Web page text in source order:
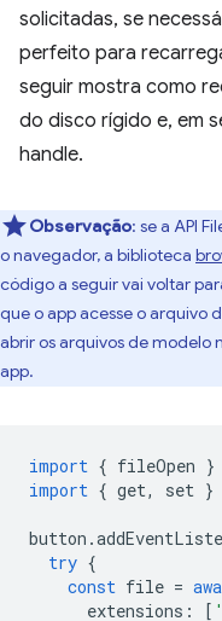
solicitadas, se
perfeito para
seguir mostra como
do disco rígido e, em
handle.
Observação: se a API
o navegador, a biblioteca
código a seguir vai voltar
que o app acesse o arquivo
abrir os arquivos de
app.
import { fileOpen }
import { get, set }
button .
try {
const file =
extensions : [